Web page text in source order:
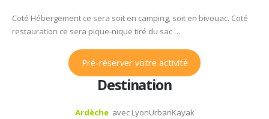
Coté Hébergement ce sera soit en camping, soit en bivouac. Coté
restauration ce sera pique-nique tiré du sac …
Pré-réserver votre activité
Destination
Ardèche avec LyonUrbanKayak